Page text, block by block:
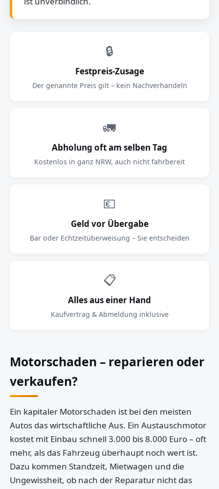
🔒
Festpreis-Zusage
Der genannte Preis gilt – kein Nachverhandeln
🚛
Abholung oft am selben Tag
Kostenlos in ganz NRW, auch nicht fahrbereit
💶
Geld vor Übergabe
Bar oder Echtzeitüberweisung – Sie entscheiden
📋
Alles aus einer Hand
Kaufvertrag & Abmeldung inklusive
Motorschaden – reparieren oder
verkaufen?
Ein kapitaler Motorschaden ist bei den meisten
Autos das wirtschaftliche Aus. Ein Austauschmotor
kostet mit Einbau schnell 3.000 bis 8.000 Euro – oft
mehr, als das Fahrzeug überhaupt noch wert ist.
Dazu kommen Standzeit, Mietwagen und die
Ungewissheit, ob nach der Reparatur nicht das